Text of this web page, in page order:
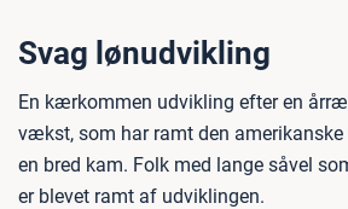
Svag lønudvikling
En kærkommen udvikling efter en
vækst, som har ramt den amerikanske
en bred kam. Folk med lange såvel
er blevet ramt af udviklingen.